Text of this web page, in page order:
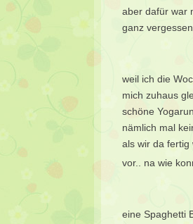
aber dafür war
ganz vergessen
weil ich die
mich zuhaus
schöne
nämlich mal
als wir da fertig
vor.. na wie
eine Spaghetti